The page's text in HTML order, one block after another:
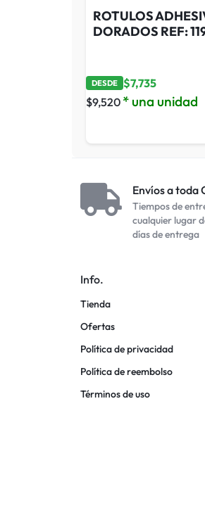
ROTULOS
DORADOS REF:
DESDE $7,735
$9,520 * una unidad
Envíos a toda
Tiempos de
cualquier lugar
días de entrega
Info.
Tienda
Ofertas
Política de privacidad
Política de reembolso
Términos de uso